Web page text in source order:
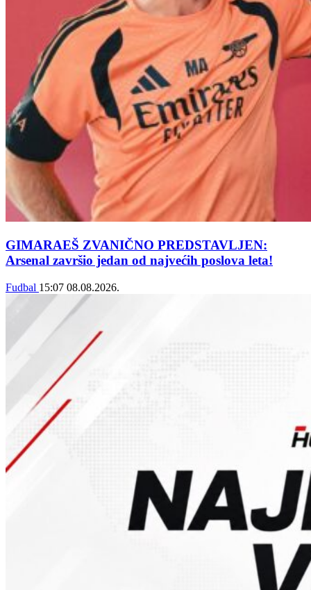
GIMARAEŠ ZVANIČNO PREDSTAVLJEN:
Arsenal završio jedan od najvećih poslova leta!
Fudbal 15:07 08.08.2026.